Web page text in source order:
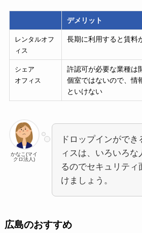
デメリット
レンタルオフ
ィス
長期に利用すると賃料
シェア
オフィス
許認可が必要な業種は
個室ではないので、情
といけない
かなこ(マイ
クロ法人)
ドロップインがで
ィスは、いろいろな
るのでセキュリティ
けましょう。
広島のおすすめ